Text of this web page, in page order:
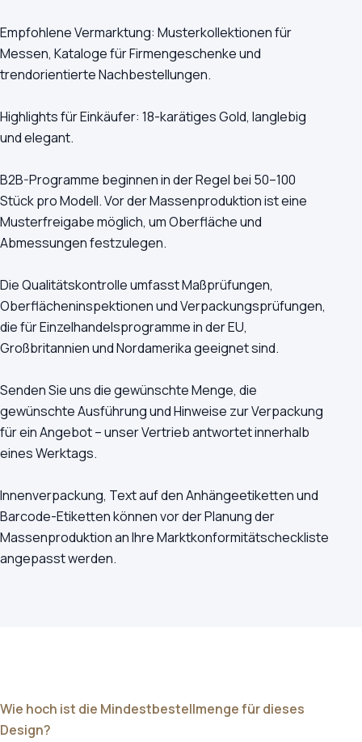
Empfohlene Vermarktung: Musterkollektionen für
Messen, Kataloge für Firmengeschenke und
trendorientierte Nachbestellungen.
Highlights für Einkäufer: 18-karätiges Gold, langlebig
und elegant.
B2B-Programme beginnen in der Regel bei 50–100
Stück pro Modell. Vor der Massenproduktion ist eine
Musterfreigabe möglich, um Oberfläche und
Abmessungen festzulegen.
Die Qualitätskontrolle umfasst Maßprüfungen,
Oberflächeninspektionen und Verpackungsprüfungen,
die für Einzelhandelsprogramme in der EU,
Großbritannien und Nordamerika geeignet sind.
Senden Sie uns die gewünschte Menge, die
gewünschte Ausführung und Hinweise zur Verpackung
für ein Angebot – unser Vertrieb antwortet innerhalb
eines Werktags.
Innenverpackung, Text auf den Anhängeetiketten und
Barcode-Etiketten können vor der Planung der
Massenproduktion an Ihre Marktkonformitätscheckliste
angepasst werden.
Wie hoch ist die Mindestbestellmenge für dieses
Design?